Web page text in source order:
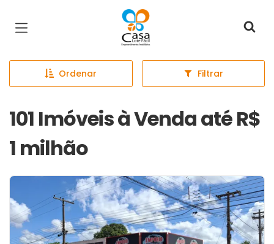
Página inicial
Ordenar Filtrar
101 Imóveis à Venda até R$
1 milhão